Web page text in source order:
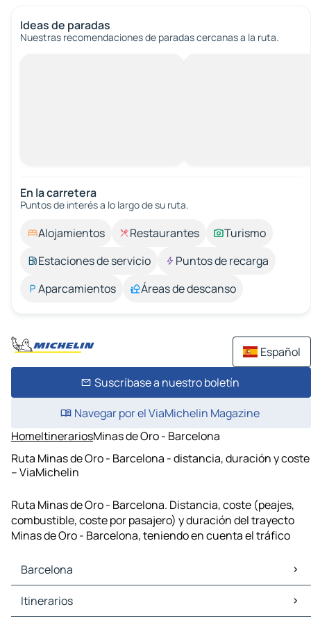
Ideas de paradas
Nuestras recomendaciones de paradas cercanas a la ruta.
En la carretera
Puntos de interés a lo largo de su ruta.
Alojamientos Restaurantes
Turismo
Estaciones de servicio
Puntos de recarga
Aparcamientos
Áreas de descanso
Español
Suscríbase a nuestro boletín
Navegar por el ViaMichelin Magazine
HomeItinerariosMinas de Oro - Barcelona
Ruta Minas de Oro - Barcelona - distancia, duración y coste
– ViaMichelin
Ruta Minas de Oro - Barcelona. Distancia, coste (peajes,
combustible, coste por pasajero) y duración del trayecto
Minas de Oro - Barcelona, teniendo en cuenta el tráfico
Barcelona
Barcelona Mapas Planos
Barcelona Trafico
Itinerarios